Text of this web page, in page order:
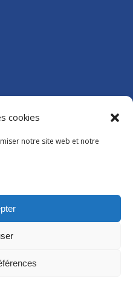
cookies
notre site web et notre
UL